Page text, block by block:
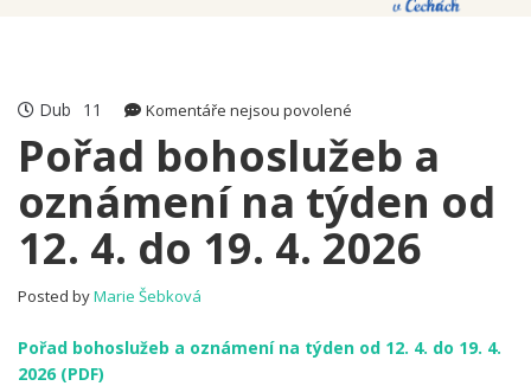
Dub 11 Komentáře nejsou povolené
s
názvem
Pořad
bohoslužeb
a
od
Pořad bohoslužeb a
oznámení na týden od
12. 4. do 19. 4. 2026
Posted byMarie Šebková
Pořad bohoslužeb a oznámení na týden od 12. 4. do 19. 4.
2026 (PDF)